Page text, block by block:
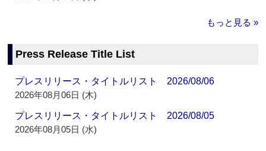
もっと見る »
Press Release Title List
プレスリリース・タイトルリスト 2026/08/06
2026年08月06日 (木)
プレスリリース・タイトルリスト 2026/08/05
2026年08月05日 (水)